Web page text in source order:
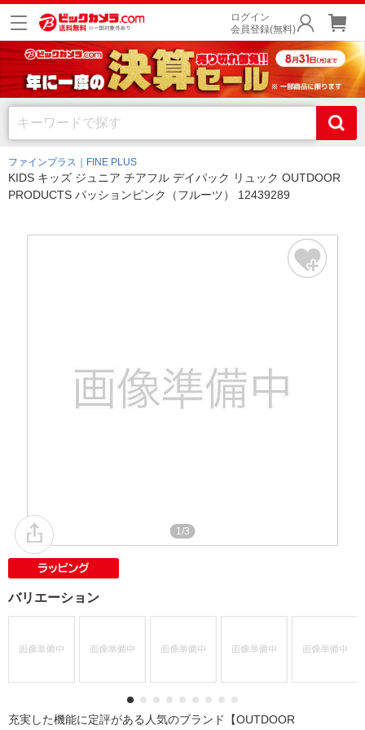
ログイン
会員登録(無料)
ファインプラス｜FINE PLUS
KIDS キッズ ジュニア チアフル デイパック リュック OUTDOOR
PRODUCTS パッションピンク（フルーツ） 12439289
1/3
バリエーション
充実した機能に定評がある人気のブランド【OUTDOOR